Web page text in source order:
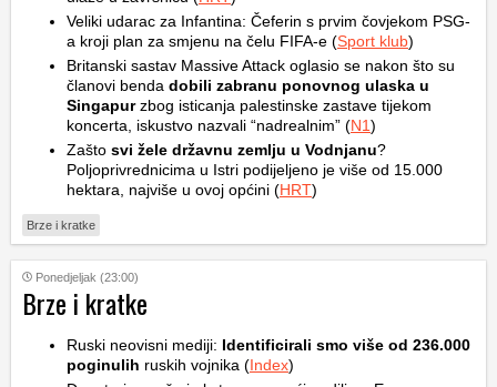
Veliki udarac za Infantina: Čeferin s prvim čovjekom PSG-
a kroji plan za smjenu na čelu FIFA-e (Sport klub)
Britanski sastav Massive Attack oglasio se nakon što su
članovi benda dobili zabranu ponovnog ulaska u
Singapurzbog isticanja palestinske zastave tijekom
koncerta, iskustvo nazvali “nadrealnim” (N1)
Zašto svi žele državnu zemlju u Vodnjanu?
Poljoprivrednicima u Istri podijeljeno je više od 15.000
hektara, najviše u ovoj općini (HRT)
Brze i kratke
Ponedjeljak (23:00)
Brze i kratke
Ruski neovisni mediji: Identificirali smo više od 236.000
poginulih ruskih vojnika (Index)